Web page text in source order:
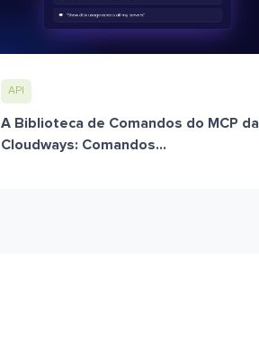
API
A Biblioteca de Comandos do MCP da
Cloudways: Comandos...